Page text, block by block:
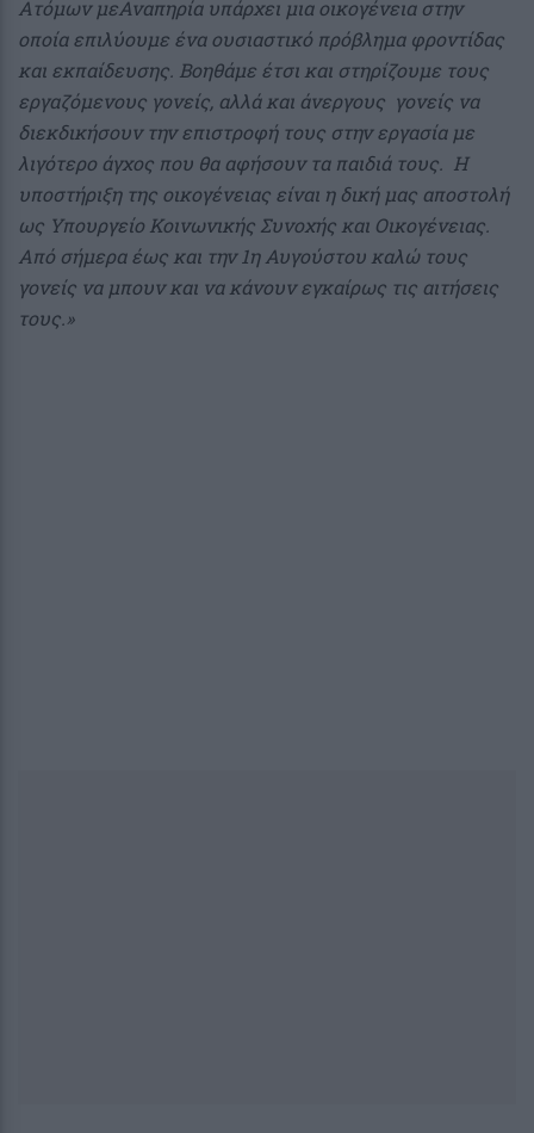
Ατόμων μεΑναπηρία υπάρχει μια οικογένεια στην
οποία επιλύουμε ένα ουσιαστικό πρόβλημα φροντίδας
και εκπαίδευσης. Βοηθάμε έτσι και στηρίζουμε τους
εργαζόμενους γονείς, αλλά και άνεργους γονείς να
διεκδικήσουν την επιστροφή τους στην εργασία με
λιγότερο άγχος που θα αφήσουν τα παιδιά τους. Η
υποστήριξη της οικογένειας είναι η δική μας αποστολή
ως Υπουργείο Κοινωνικής Συνοχής και Οικογένειας.
Από σήμερα έως και την 1η Αυγούστου καλώ τους
γονείς να μπουν και να κάνουν εγκαίρως τις αιτήσεις
τους.»